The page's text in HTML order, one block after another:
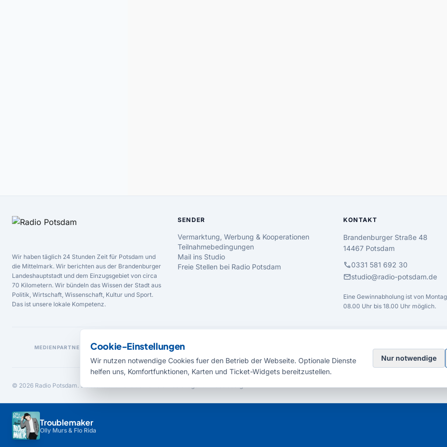
Troublemaker
Olly Murs & Flo Rida
Wir haben täglich 24 Stunden Zeit für Potsdam und
die Mittelmark. Wir berichten aus der Brandenburger
Landeshauptstadt und dem Einzugsgebiet von circa
70 Kilometern. Wir bündeln das Wissen der Stadt aus
Politik, Wirtschaft, Wissenschaft, Kultur und Sport.
Das ist unsere lokale Kompetenz.
SENDER
Vermarktung, Werbung & Kooperationen
Teilnahmebedingungen
Mail ins Studio
Freie Stellen bei Radio Potsdam
KONTAKT
Brandenburger Straße 48
14467 Potsdam
call0331 581 692 30
mailstudio@radio-potsdam.de
Eine Gewinnabholung ist von
08.00 Uhr bis 18.00 Uhr möglich.
MEDIENPARTNER
© 2026 Radio Potsdam. Webseite entwickelt durch dieMedienagentur Babelsberg
Cookie-Einstellungen
Wir nutzen notwendige Cookies fuer den Betrieb der Webseite. Optionale Dienste
helfen uns, Komfortfunktionen, Karten und Ticket-Widgets bereitzustellen.
Nur notwendige